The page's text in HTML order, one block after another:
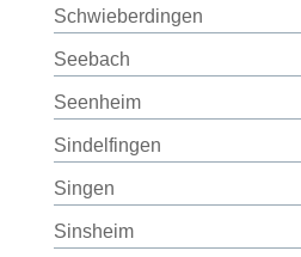
Schwieberdingen
Seebach
Seenheim
Sindelfingen
Singen
Sinsheim